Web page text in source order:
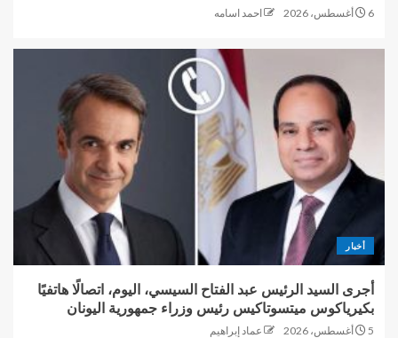
6 أغسطس، 2026 احمد اسامه
أخبار
أجرى السيد الرئيس عبد الفتاح السيسي، اليوم، اتصالًا هاتفيًا
بكيرياكوس ميتسوتاكيس رئيس وزراء جمهورية اليونان
5 أغسطس، 2026 عماد إبراهيم